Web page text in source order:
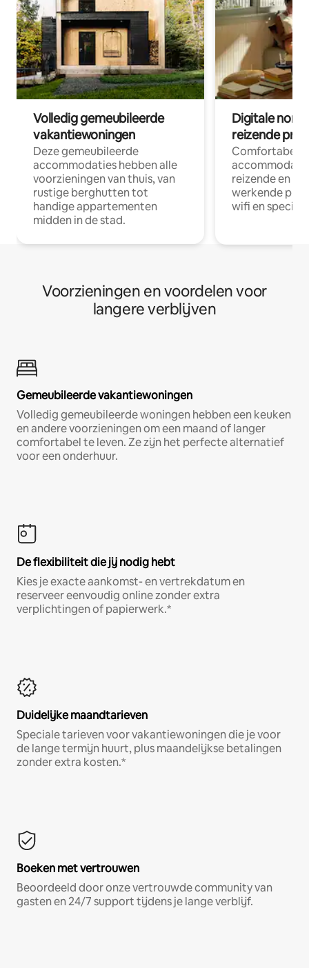
Volledig gemeubileerde
vakantiewoningen
Deze gemeubileerde
accommodaties hebben alle
voorzieningen van thuis, van
rustige berghutten tot
handige appartementen
midden in de stad.
Digitale
reizende
Comfortabele
reizende en
werkende
wifi en
Voorzieningen en voordelen voor
langere verblijven
Gemeubileerde vakantiewoningen
Volledig gemeubileerde woningen hebben een keuken
en andere voorzieningen om een maand of langer
comfortabel te leven. Ze zijn het perfecte alternatief
voor een onderhuur.
De flexibiliteit die jij nodig hebt
Kies je exacte aankomst- en vertrekdatum en
reserveer eenvoudig online zonder extra
verplichtingen of papierwerk.*
Duidelijke maandtarieven
Speciale tarieven voor vakantiewoningen die je voor
de lange termijn huurt, plus maandelijkse betalingen
zonder extra kosten.*
Boeken met vertrouwen
Beoordeeld door onze vertrouwde community van
gasten en 24/7 support tijdens je lange verblijf.